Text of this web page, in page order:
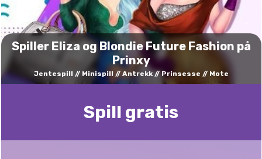
Spiller Eliza og Blondie Future Fashion på
Prinxy
Jentespill Minispill Antrekk Prinsesse Mote
Spill gratis